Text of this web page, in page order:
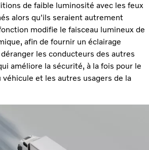
de faible luminosité avec les feux
alors qu'ils seraient autrement
modifie le faisceau lumineux de
afin de fournir un éclairage
les conducteurs des autres
améliore la sécurité, à la fois pour le
et les autres usagers de la